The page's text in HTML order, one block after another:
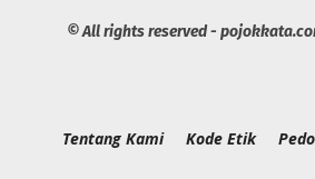
© All rights reserved -
Tentang Kami Kode Etik